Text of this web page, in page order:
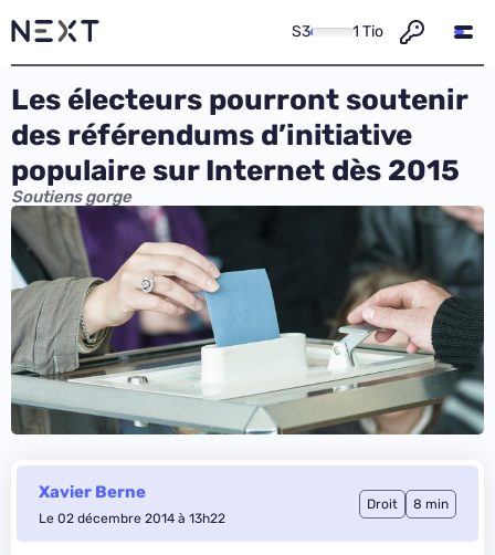
S3 1 Tio
Les électeurs pourront soutenir
des référendums d’initiative
populaire sur Internet dès 2015
Soutiens gorge
Xavier Berne
Le 02 décembre 2014 à 13h22
Droit 8 min